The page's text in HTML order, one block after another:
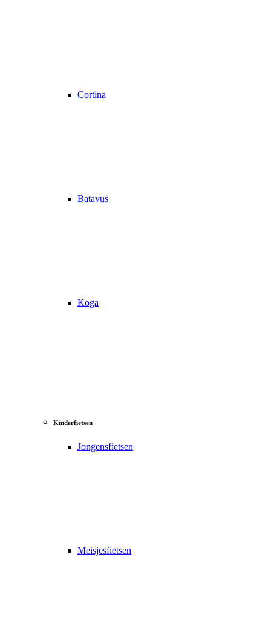
Cortina
Batavus
Koga
Kinderfietsen
Jongensfietsen
Meisjesfietsen